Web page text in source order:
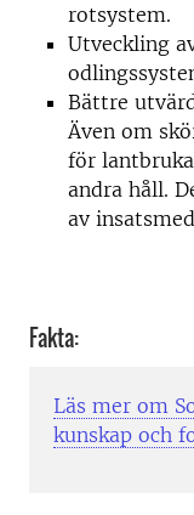
rotsystem.
Utveckling
Bättre
Även om
för
andra håll.
av
Fakta:
Läs mer om
kunskap och